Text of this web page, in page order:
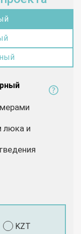
люка и
KZT